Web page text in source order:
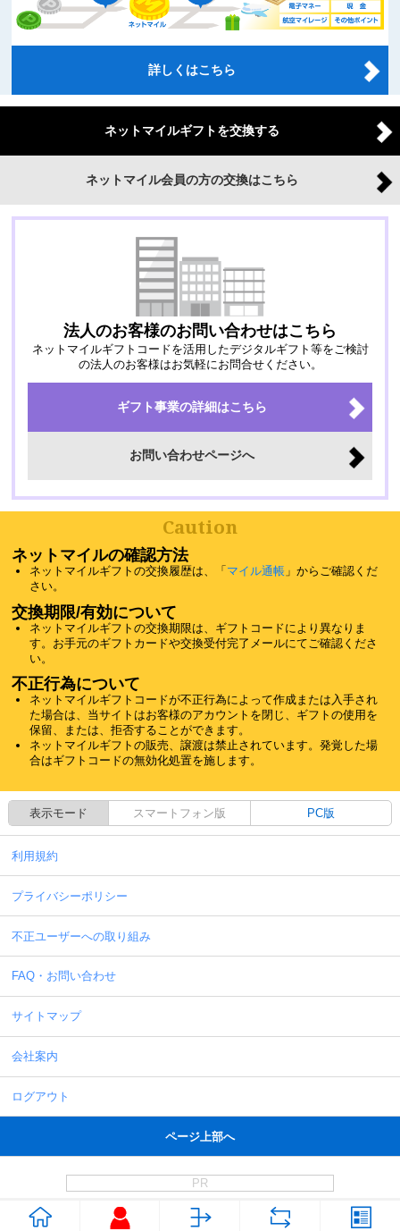
詳しくはこちら
ネットマイルギフトを交換する
ネットマイル会員の方の交換はこちら
法人のお客様のお問い合わせはこちら
ネットマイルギフトコードを活用したデジタルギフト等をご検討
の法人のお客様はお気軽にお問合せください。
ギフト事業の詳細はこちら
お問い合わせページへ
Caution
ネットマイルの確認方法
ネットマイルギフトの交換履歴は、「 マイル通帳 」からご確認くだ
さい。
交換期限/有効について
ネットマイルギフトの交換期限は、ギフトコードにより異なりま
す。お手元のギフトカードや交換受付完了メールにてご確認くださ
い。
不正行為について
ネットマイルギフトコードが不正行為によって作成または入手され
た場合は、当サイトはお客様のアカウントを閉じ、ギフトの使用を
保留、または、拒否することができます。
ネットマイルギフトの販売、譲渡は禁止されています。発覚した場
合はギフトコードの無効化処置を施します。
表示モード スマートフォン版 PC版
利用規約
プライバシーポリシー
不正ユーザーへの取り組み
FAQ・お問い合わせ
サイトマップ
会社案内
ログアウト
ページ上部へ
PR